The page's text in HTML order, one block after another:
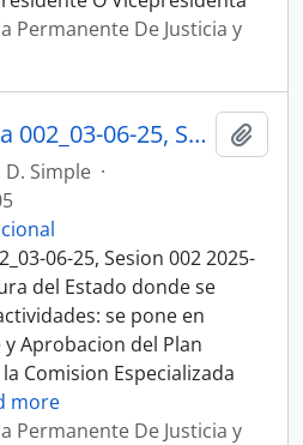
Permanente De Justicia y
003_S-D_Asistencia 002_03-06-25, Sesion 002 Justicia y Estructura del Estado
D. Simple ·
06-25, Sesion 002 2025-
del Estado donde se
se pone en
Aprobacion del Plan
Comision Especializada
more
Permanente De Justicia y